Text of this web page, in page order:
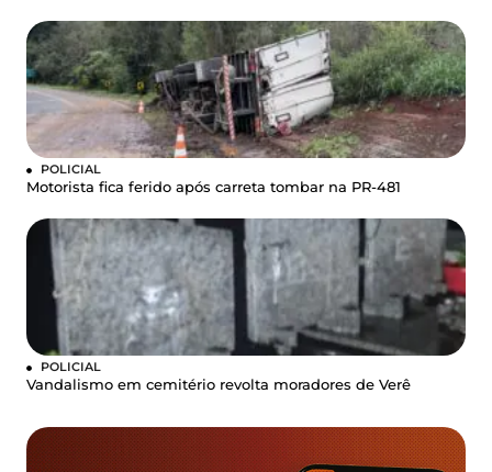
POLICIAL
Motorista fica ferido após carreta tombar na PR-481
POLICIAL
Vandalismo em cemitério revolta moradores de Verê